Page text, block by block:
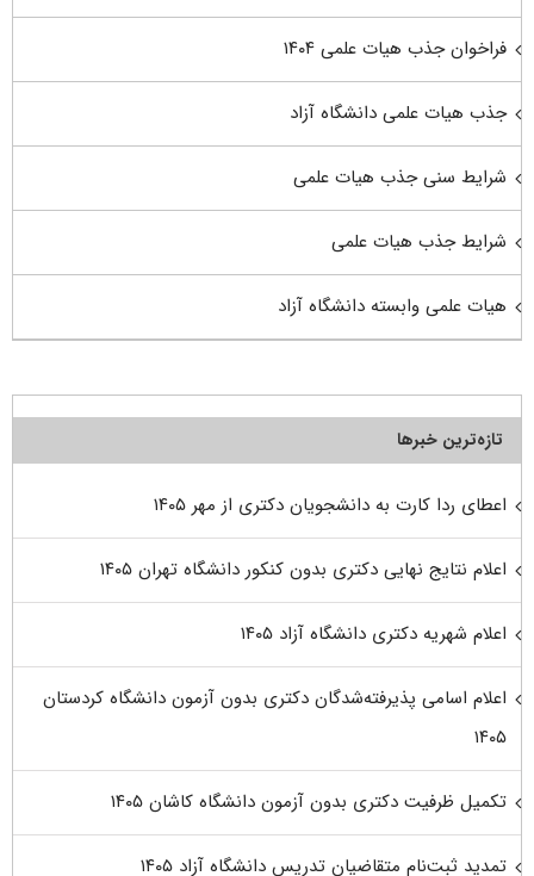
فراخوان جذب هیات علمی ۱۴۰۴
جذب هیات علمی دانشگاه آزاد
شرایط سنی جذب هیات علمی
شرایط جذب هیات علمی
هیات علمی وابسته دانشگاه آزاد
تازه‌ترین خبرها
اعطای ردا کارت به دانشجویان دکتری از مهر ۱۴۰۵
اعلام نتایج نهایی دکتری بدون کنکور دانشگاه تهران ۱۴۰۵
اعلام شهریه دکتری دانشگاه آزاد ۱۴۰۵
اعلام اسامی پذیرفته‌شدگان دکتری بدون آزمون دانشگاه کردستان
۱۴۰۵
تکمیل ظرفیت دکتری بدون آزمون دانشگاه کاشان ۱۴۰۵
تمدید ثبت‌نام متقاضیان تدریس دانشگاه آزاد ۱۴۰۵